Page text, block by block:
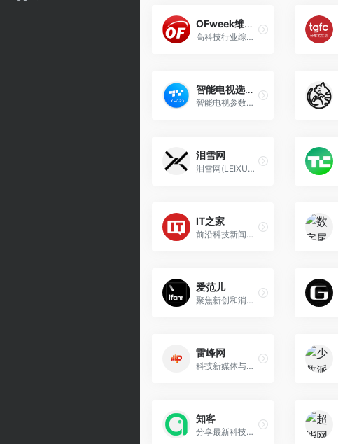
OFweek维科网
高科技行业综合门户
智能电视选购网
智能电视参数收集、测评、对比、选购网站
泪雪网
泪雪网(LEIXUE.COM)是一个科技生活方式创新消费主题的科技媒体网站，致力分享推荐优秀的电子数码科技产品，站在消费者的角度体验产品，让科技改变生活。
IT之家
前沿科技新闻网站
爱范儿
聚焦新创和消费主题的科技媒体
雷峰网
科技新媒体与信息服务平台
知客
分享最新科技数码,汽车产品信息及产品体验的垂直科技媒体